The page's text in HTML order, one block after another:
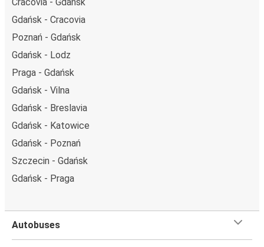
Gdańsk - Cracovia
Poznań - Gdańsk
Gdańsk - Lodz
Praga - Gdańsk
Gdańsk - Vilna
Gdańsk - Breslavia
Gdańsk - Katowice
Gdańsk - Poznań
Szczecin - Gdańsk
Gdańsk - Praga
Autobuses